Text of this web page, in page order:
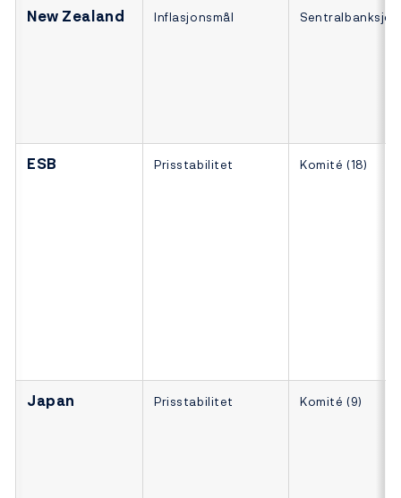
New Zealand Inflasjonsmål
ESB Prisstabilitet Komité (18)
Japan Prisstabilitet Komité (9)